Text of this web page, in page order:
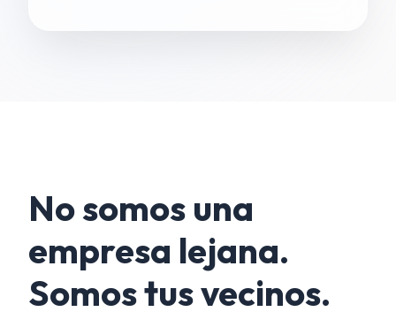
No somos una
empresa lejana.
Somos tus vecinos.